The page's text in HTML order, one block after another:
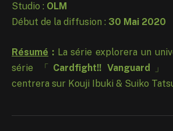
Studio : OLM
Début de la diffusion : 30 Mai 2020
Résumé :La série explorera un
série 「 Cardfight!! Vanguard
」
centrera sur Kouji Ibuki & Suiko